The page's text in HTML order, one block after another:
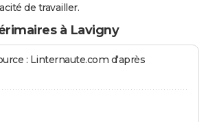
de travailler.
à Lavigny
: Linternaute.com d'après